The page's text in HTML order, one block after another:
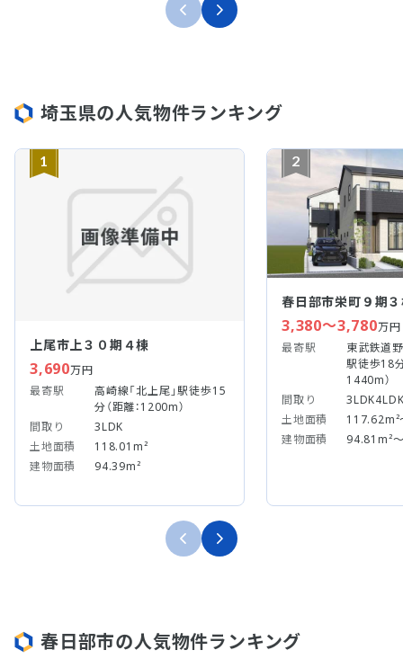
埼玉県の人気物件ランキング
1
上尾市上３０期４棟
3,690万円
最寄駅
高崎線「北上尾」駅徒歩15
分（距離：1200m）
間取り
3LDK
土地面積
118.01m²
建物面積
94.39m²
2
春日部市栄町９期
3,380～3,780万円
最寄駅
東武鉄道
駅徒歩18分
1440m）
間取り
土地面積
建物面積
94.81m²
春日部市の人気物件ランキング